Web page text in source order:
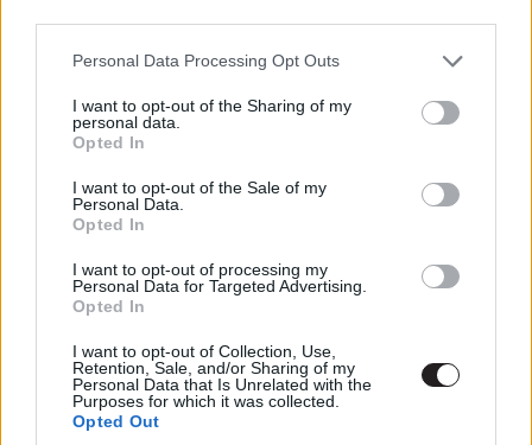
Please note that this website/app uses one or more Google
not limited to your visit or usage behaviour. You may click to
grant or deny consent to Google and its third-party tags to
use your data for below specified purposes in below Google
consent section.
Personal Data Processing Opt Outs
I want to opt-out of the Sharing of my
personal data.
Opted In
I want to opt-out of the Sale of my
Personal Data.
Opted In
I want to opt-out of processing my
Personal Data for Targeted Advertising.
Opted In
I want to opt-out of Collection, Use,
Retention, Sale, and/or Sharing of my
Personal Data that Is Unrelated with the
Purposes for which it was collected.
Opted Out
Captain America: New World Order (Amerika
Kapitány: Új világrend)
Ezúttal már Sam Wilson (Anthony Mackie) viselheti az
ikonikus pajzsot Amerika Kapitányként, aki Thor
mellett szintén megkapja a negyedik filmjét